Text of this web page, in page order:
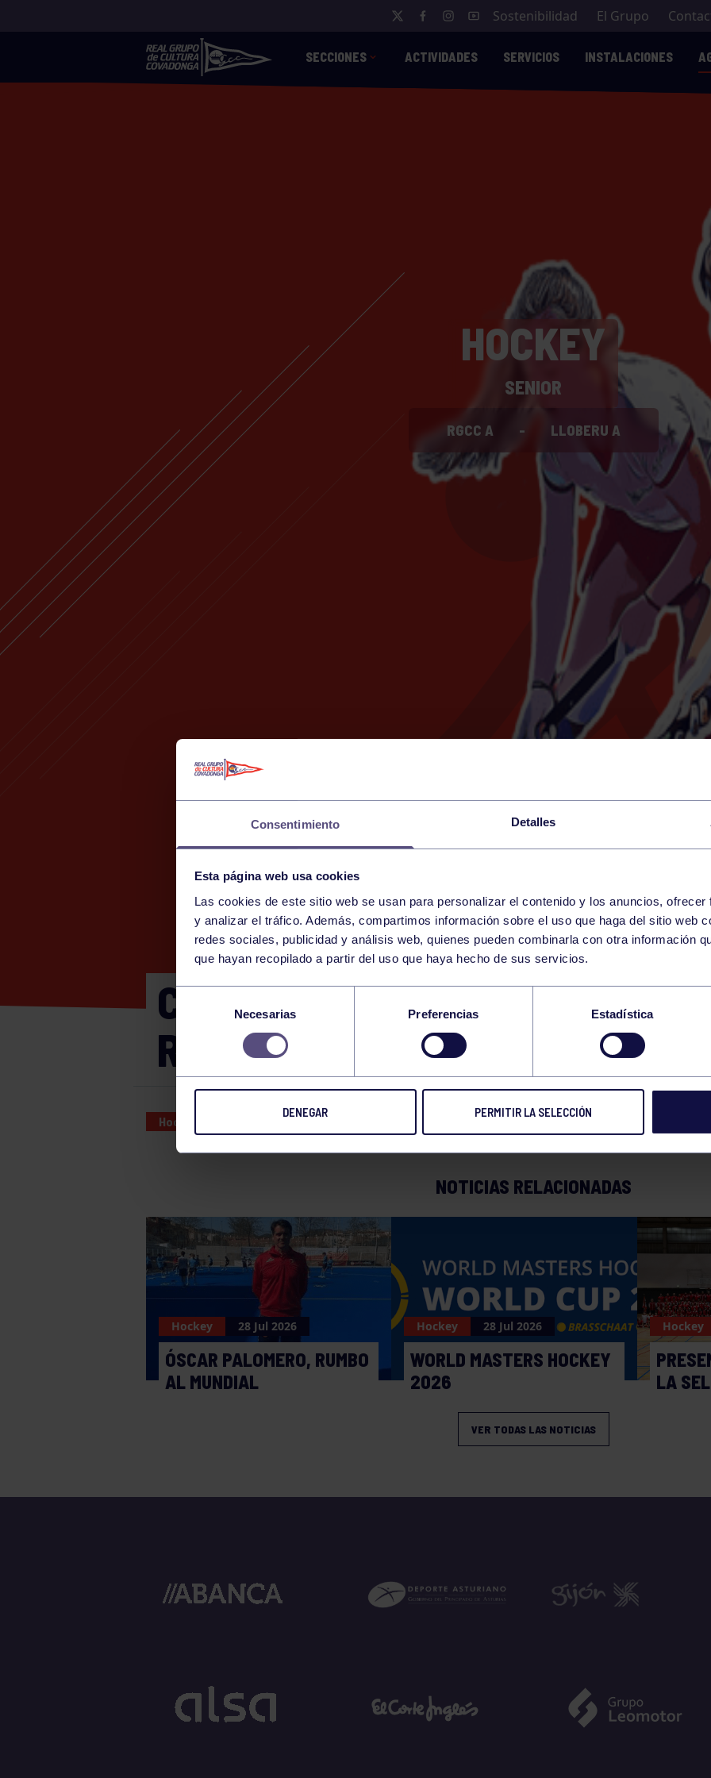
Consentimiento Detalles
Esta página web usa cookies
Las cookies de este sitio web se usan para personalizar el contenido y los anuncios,
y analizar el tráfico. Además, compartimos información sobre el uso que haga del sitio web
redes sociales, publicidad y análisis web, quienes pueden combinarla con otra información
que hayan recopilado a partir del uso que haya hecho de sus servicios.
Selección
consentimiento
Necesarias Preferencias Estadística
DENEGAR PERMITIR LA SELECCIÓN
Sostenibilidad El Grupo
SECCIONES ACTIVIDADES SERVICIOS INSTALACIONES
HOCKEY
SENIOR
RGCC A - LLOBERU A
12 SUNDAY
JANUARY
10:00 h GIJÓN (PAB. MOREDA)
CTO ASTURIAS SENIOR
RGCC A – LLOBERU A
Hockey 12 JAN 2025
NOTICIAS RELACIONADAS
Hockey 28 Jul 2026
ÓSCAR PALOMERO, RUMBO
AL MUNDIAL
Hockey 28 Jul 2026
WORLD MASTERS HOCKEY
2026
Hockey
LA
VER TODAS LAS NOTICIAS